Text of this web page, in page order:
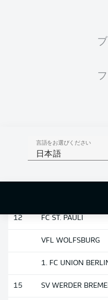
言語をお選びください
日本語
BAYER 04
BORUSSIA
EINTRACHT
SPORT-CLUB
12 FC ST. PAULI
VFL WOLFSBURG
1. FC UNION
15 SV WERDER